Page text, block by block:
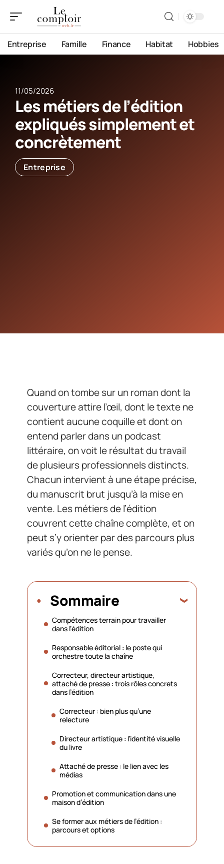
Entreprise Famille Finance Habitat Hobbies
11/05/2026
Les métiers de l’édition
expliqués simplement et
concrètement
Entreprise
Quand on tombe sur un roman dont la
couverture attire l’œil, dont le texte ne
contient aucune coquille et dont on
entend parler dans un podcast
littéraire, on voit le résultat du travail
de plusieurs professionnels distincts.
Chacun intervient à une étape précise,
du manuscrit brut jusqu’à la mise en
vente. Les métiers de l’édition
couvrent cette chaîne complète, et on
peut s’y orienter par des parcours plus
variés qu’on ne le pense.
Sommaire
Compétences terrain pour travailler
dans l’édition
Responsable éditorial : le poste qui
orchestre toute la chaîne
Correcteur, directeur artistique,
attaché de presse : trois rôles concrets
dans l’édition
Correcteur : bien plus qu’une
relecture
Directeur artistique : l’identité visuelle
du livre
Attaché de presse : le lien avec les
médias
Promotion et communication dans une
maison d’édition
Se former aux métiers de l’édition :
parcours et options